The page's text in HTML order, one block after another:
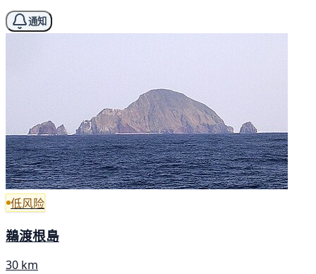
通知
低风险
鵜渡根島
30 km